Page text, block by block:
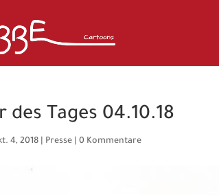
des Tages 04.10.18
4, 2018 Presse |0 Kommentare